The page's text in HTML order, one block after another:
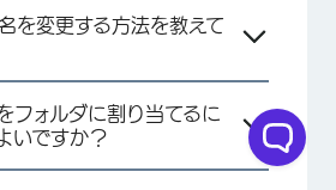
を変更する方法を教えて
フォルダに割り当てるに
いですか？